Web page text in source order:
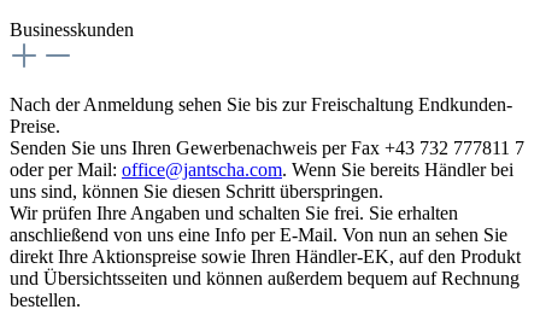
Businesskunden
Nach der Anmeldung sehen Sie bis zur Freischaltung Endkunden-
Preise.
Senden Sie uns Ihren Gewerbenachweis per Fax +43 732 777811 7
oder per Mail: office@jantscha.com. Wenn Sie bereits Händler bei
uns sind, können Sie diesen Schritt überspringen.
Wir prüfen Ihre Angaben und schalten Sie frei. Sie erhalten
anschließend von uns eine Info per E-Mail. Von nun an sehen Sie
direkt Ihre Aktionspreise sowie Ihren Händler-EK, auf den Produkt
und Übersichtsseiten und können außerdem bequem auf Rechnung
bestellen.